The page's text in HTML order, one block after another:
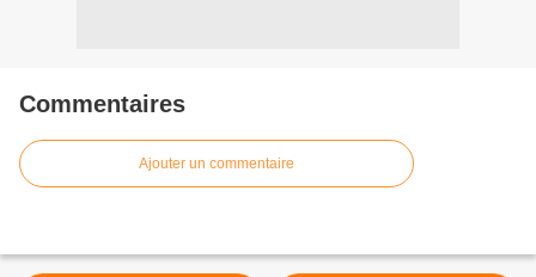
Commentaires
Ajouter un commentaire